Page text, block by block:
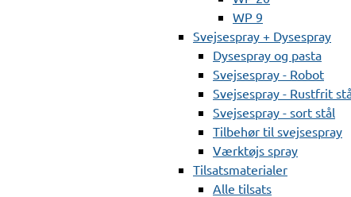
WP 9
Svejsespray + Dysespray
Dysespray og pasta
Svejsespray - Robot
Svejsespray - Rustfrit
Svejsespray - sort stål
Tilbehør til svejsespray
Værktøjs spray
Tilsatsmaterialer
Alle tilsats